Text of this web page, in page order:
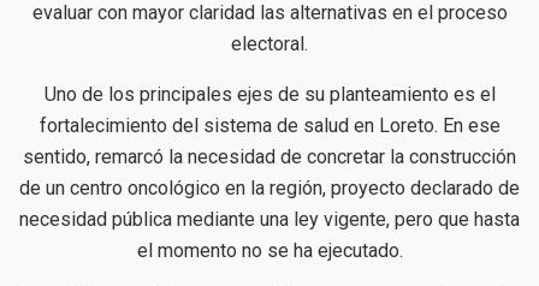
evaluar con mayor claridad las alternativas en el proceso
electoral.
Uno de los principales ejes de su planteamiento es el
fortalecimiento del sistema de salud en Loreto. En ese
sentido, remarcó la necesidad de concretar la construcción
de un centro oncológico en la región, proyecto declarado de
necesidad pública mediante una ley vigente, pero que hasta
el momento no se ha ejecutado.